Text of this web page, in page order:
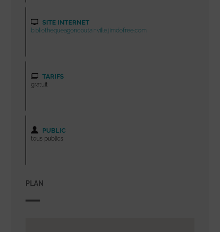
SITE INTERNET
bibliothequeagoncoutainville.jimdofree.com
TARIFS
gratuit
PUBLIC
tous publics
PLAN